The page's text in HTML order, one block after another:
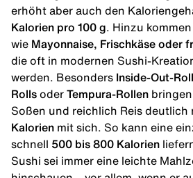
erhöht aber auch den
Kalorien pro 100 g . Hinzu
wie Mayonnaise, Frischkäse oder
die oft in modernen Sushi-
werden. Besonders Inside-Out-
Rolls oder Tempura-Rollen bringen
Soßen und reichlich Reis deutlich
Kalorien mit sich. So kann eine
schnell 500 bis 800 Kalorien
Sushi sei immer eine leichte